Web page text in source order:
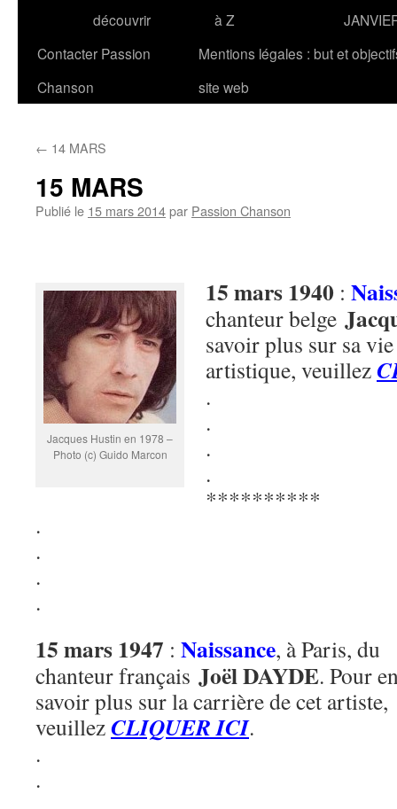
découvrir
à Z
Contacter Passion
Chanson
Mentions légales : but et
site web
← 14 MARS
15 MARS
Publié le 15 mars 2014par Passion Chanson
Jacques Hustin en 1978 –
Photo (c) Guido Marcon
15 mars 1940 :
chanteur belge
savoir plus sur sa
artistique, veuillez
.
.
.
.
**********
.
.
.
.
15 mars 1947 : Naissance, à Paris, du
chanteur français Joël DAYDE. Pour
savoir plus sur la carrière de cet artiste,
veuillezCLIQUER ICI.
.
.